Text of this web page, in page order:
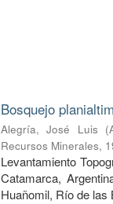
Bosquejo
Alegría, José Luis (
Recursos Minerales,
Levantamiento
Catamarca,
Huañomil, Río de las